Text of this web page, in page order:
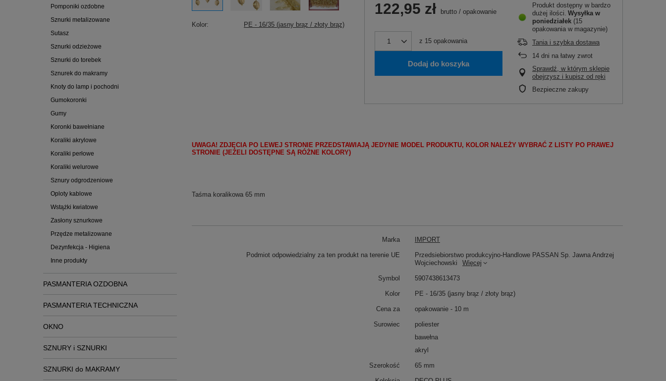
Pomponiki ozdobne
Sznurki metalizowane
Sutasz
Sznurki odzieżowe
Sznurki do torebek
Sznurek do makramy
Knoty do lamp i pochodni
Gumokoronki
Gumy
Koronki bawełniane
Koraliki akrylowe
Koraliki perłowe
Koraliki welurowe
Sznury odgrodzeniowe
Oploty kablowe
Wstążki kwiatowe
Zasłony sznurkowe
Przędze metalizowane
Dezynfekcja - Higiena
Inne produkty
PASMANTERIA OZDOBNA
PASMANTERIA TECHNICZNA
OKNO
SZNURY i SZNURKI
SZNURKI do MAKRAMY
122,95 zł brutto / opakowanie
z 15 opakowania
Dodaj do koszyka
Produkt dostępny w bardzo
dużej ilości Wysyłka w
poniedziałek (15
opakowania w magazynie)
Tania i szybka dostawa
14 dni na łatwy zwrot
Sprawdź, w którym sklepie
obejrzysz i kupisz od ręki
Bezpieczne zakupy
Kolor PE - 16/35 (jasny brąz / złoty brąz)
UWAGA! ZDJĘCIA PO LEWEJ STRONIE PRZEDSTAWIAJĄ JEDYNIE MODEL PRODUKTU, KOLOR NALEŻY WYBRAĆ Z LISTY PO PRAWEJ
STRONIE (JEŻELI DOSTĘPNE SĄ RÓŻNE KOLORY)
Taśma koralikowa 65 mm
Marka IMPORT
Podmiot odpowiedzialny za ten produkt na terenie UE
Przedsiebiorstwo produkcyjno-Handlowe PASSAN Sp. Jawna Andrzej
Wojciechowski
Więcej
Symbol 5907438613473
Kolor PE - 16/35 (jasny brąz / złoty brąz)
Cena za opakowanie - 10 m
Surowiec
poliester
bawełna
akryl
Szerokość 65 mm